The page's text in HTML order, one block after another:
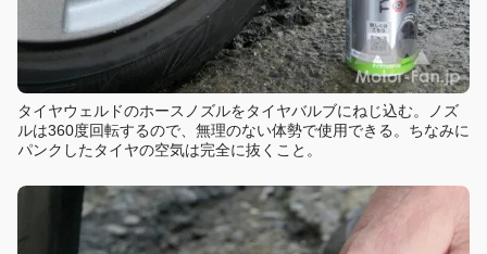
タイヤウェルドのホースノズルをタイヤバルブにねじ込む。ノズ
ルは360度回転するので、無理のない体勢で使用できる。ちなみに
パンクしたタイヤの空気は完全に抜くこと。